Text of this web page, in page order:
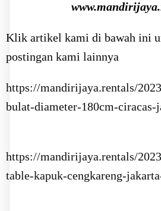
Klik artikel kami di bawah ini
postingan kami lainnya
https://mandirijaya.rentals/
bulat-diameter-180cm-
https://mandirijaya.rentals/
table-kapuk-cengkareng-